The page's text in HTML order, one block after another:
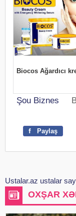
Şou Biznes
f Paylaş
Ustalar.az ustalar
OXŞAR